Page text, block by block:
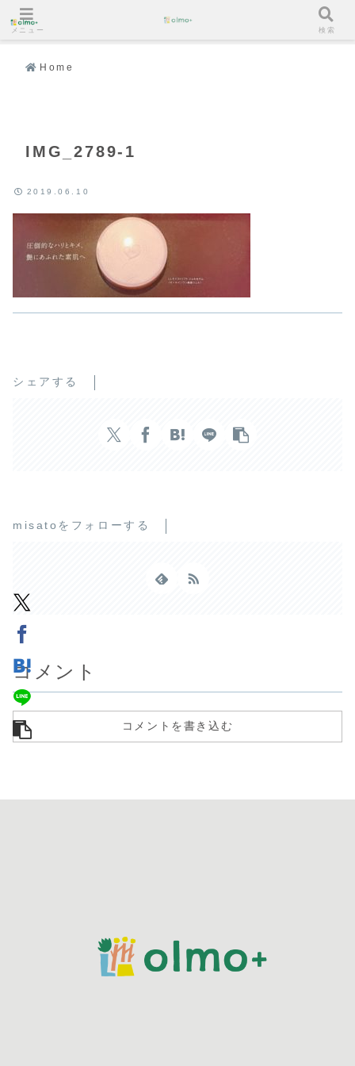
Home
IMG_2789-1
2019.06.10
シェアする
misatoをフォローする
コメント
コメントを書き込む
メニュー 検索